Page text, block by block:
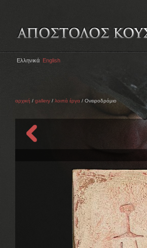
Ελληνικά English
αρχική / gallery / λοιπά έργα / Ονειροδρόμιο